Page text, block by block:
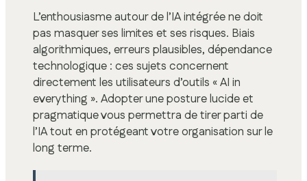
L’enthousiasme autour de l’IA intégrée ne doit
pas masquer ses limites et ses risques. Biais
algorithmiques, erreurs plausibles, dépendance
technologique : ces sujets concernent
directement les utilisateurs d’outils « AI in
everything ». Adopter une posture lucide et
pragmatique vous permettra de tirer parti de
l’IA tout en protégeant votre organisation sur le
long terme.